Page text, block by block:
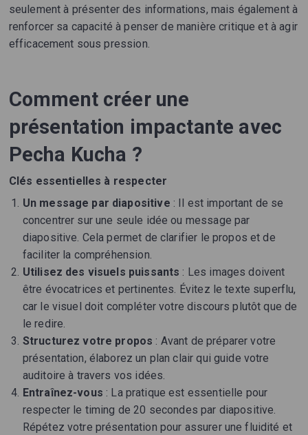
seulement à présenter des informations, mais également à
renforcer sa capacité à penser de manière critique et à agir
efficacement sous pression.
Comment créer une
présentation impactante avec
Pecha Kucha ?
Clés essentielles à respecter
Un message par diapositive : Il est important de se
concentrer sur une seule idée ou message par
diapositive. Cela permet de clarifier le propos et de
faciliter la compréhension.
Utilisez des visuels puissants : Les images doivent
être évocatrices et pertinentes. Évitez le texte superflu,
car le visuel doit compléter votre discours plutôt que de
le redire.
Structurez votre propos : Avant de préparer votre
présentation, élaborez un plan clair qui guide votre
auditoire à travers vos idées.
Entraînez-vous : La pratique est essentielle pour
respecter le timing de 20 secondes par diapositive.
Répétez votre présentation pour assurer une fluidité et